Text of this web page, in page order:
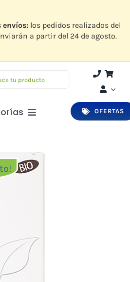
envíos:los pedidos realizados del
a partir del 24 de agosto.
OFERTAS